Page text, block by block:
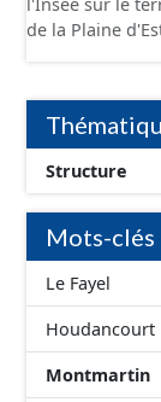
de la Plaine d'Estrées. Seuls les
conformément
Économiques.
terrains à
delà des
Structure
Mots-clés
Le Fayel
Houdancourt
Montmartin